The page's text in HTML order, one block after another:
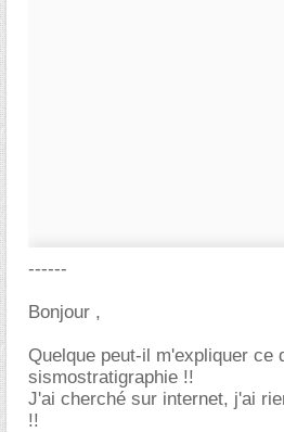
------
Bonjour ,
Quelque peut-il m'expliquer ce
sismostratigraphie !!
J'ai cherché sur internet, j'ai
!!